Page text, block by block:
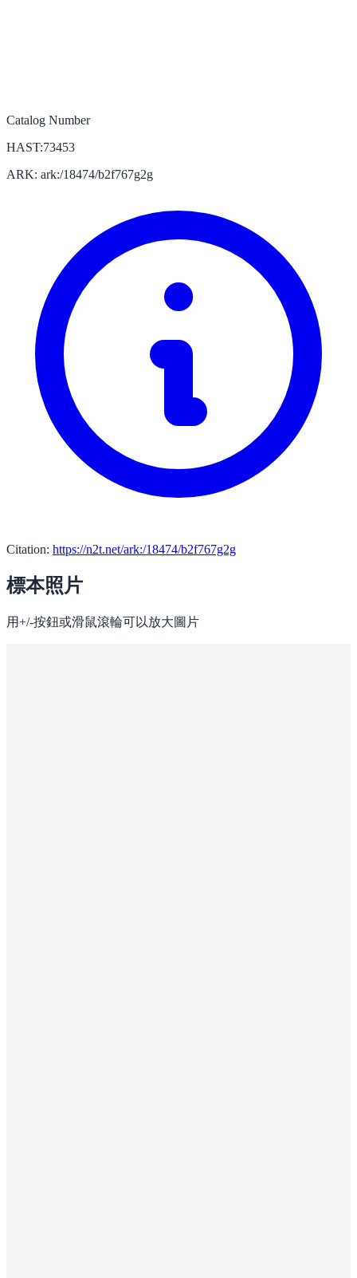
Catalog Number
HAST:73453
ARK: ark:/18474/b2f767g2g
Citation: https://n2t.net/ark:/18474/b2f767g2g
標本照片
用+/-按鈕或滑鼠滾輪可以放大圖片